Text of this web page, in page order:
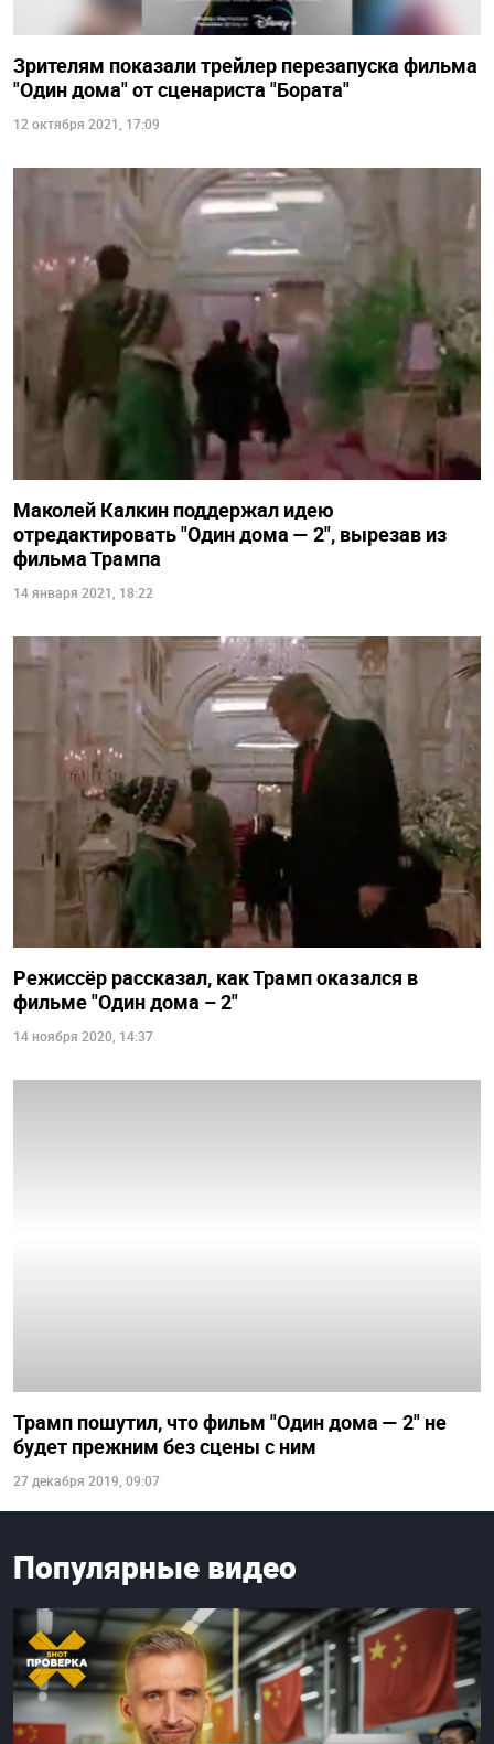
Зрителям показали трейлер перезапуска фильма
"Один дома" от сценариста "Бората"
12 октября 2021, 17:09
Маколей Калкин поддержал идею
отредактировать "Один дома — 2", вырезав из
фильма Трампа
14 января 2021, 18:22
Режиссёр рассказал, как Трамп оказался в
фильме "Один дома – 2"
14 ноября 2020, 14:37
Трамп пошутил, что фильм "Один дома — 2" не
будет прежним без сцены с ним
27 декабря 2019, 09:07
Популярные видео